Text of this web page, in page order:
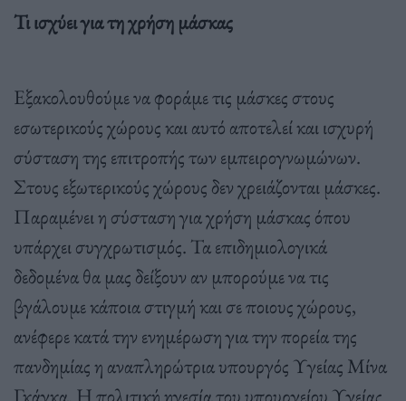
Τι ισχύει για τη χρήση μάσκας
Εξακολουθούμε να φοράμε τις μάσκες στους
εσωτερικούς χώρους και αυτό αποτελεί και ισχυρή
σύσταση της επιτροπής των εμπειρογνωμώνων.
Στους εξωτερικούς χώρους δεν χρειάζονται μάσκες.
Παραμένει η σύσταση για χρήση μάσκας όπου
υπάρχει συγχρωτισμός. Τα επιδημιολογικά
δεδομένα θα μας δείξουν αν μπορούμε να τις
βγάλουμε κάποια στιγμή και σε ποιους χώρους,
ανέφερε κατά την ενημέρωση για την πορεία της
πανδημίας η αναπληρώτρια υπουργός Υγείας Μίνα
Γκάγκα. Η πολιτική ηγεσία του υπουργείου Υγείας